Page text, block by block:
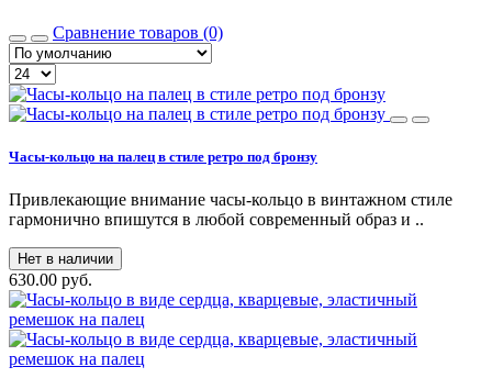
Сравнение товаров (0)
Часы-кольцо на палец в стиле ретро под бронзу
Привлекающие внимание часы-кольцо в винтажном стиле
гармонично впишутся в любой современный образ и ..
Нет в наличии
630.00 руб.